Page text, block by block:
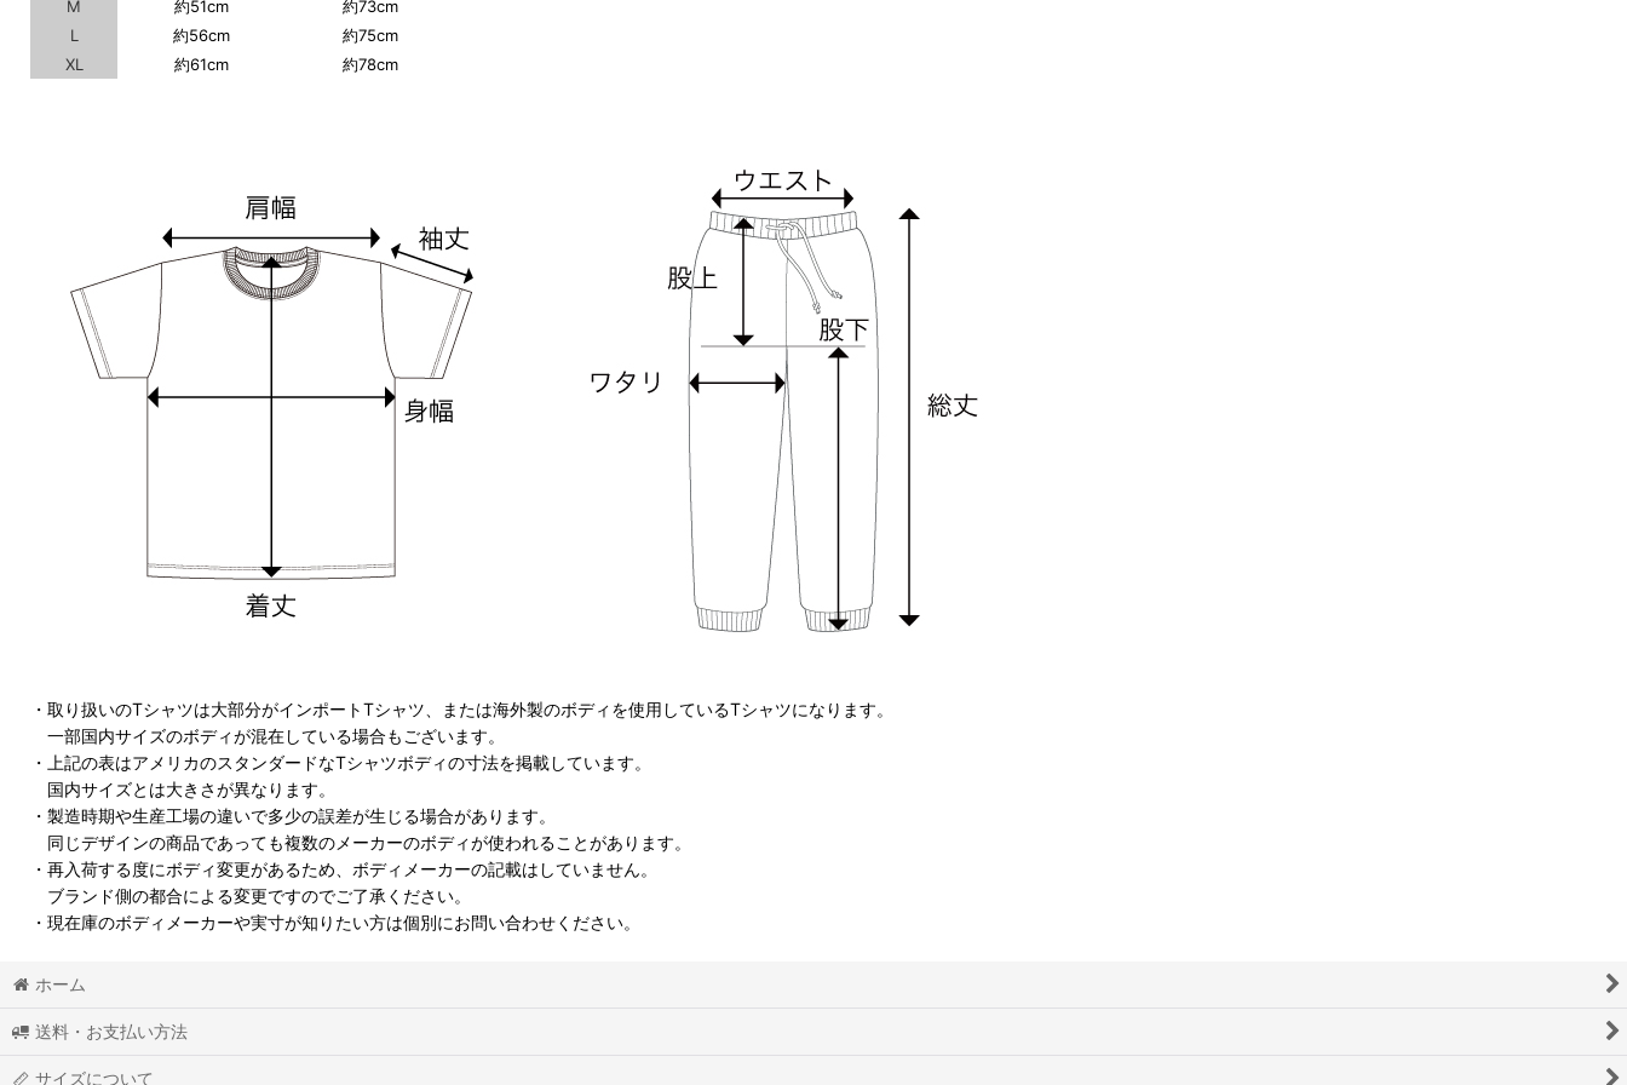
M
約51cm
約73cm
L
約56cm
約75cm
XL
約61cm 約78cm
・取り扱いのTシャツは大部分がインポートTシャツ、または海外製のボディを使用しているTシャツになります。
一部国内サイズのボディが混在している場合もございます。
・上記の表はアメリカのスタンダードなTシャツボディの寸法を掲載しています。
国内サイズとは大きさが異なります。
・製造時期や生産工場の違いで多少の誤差が生じる場合があります。
同じデザインの商品であっても複数のメーカーのボディが使われることがあります。
・再入荷する度にボディ変更があるため、ボディメーカーの記載はしていません。
ブランド側の都合による変更ですのでご了承ください。
・現在庫のボディメーカーや実寸が知りたい方は個別にお問い合わせください。
ホーム
送料・お支払い方法
サイズについて